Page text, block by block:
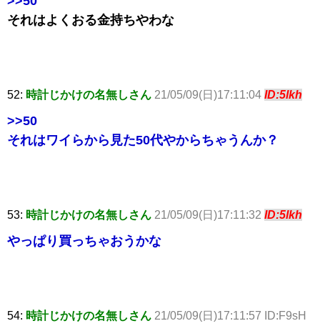
それはよくおる金持ちやわな
52: 時計じかけの名無しさん 21/05/09(日)17:11:04 ID:5lkh
>>50
それはワイらから見た50代やからちゃうんか？
53: 時計じかけの名無しさん 21/05/09(日)17:11:32 ID:5lkh
やっぱり買っちゃおうかな
54: 時計じかけの名無しさん 21/05/09(日)17:11:57 ID:F9sH